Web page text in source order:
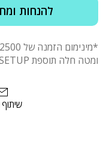
להנחות
ומטה חלה תוספת SETUP של 200 ש"ח לפני מע"מ